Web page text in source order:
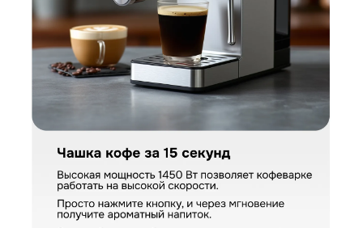
Кофеварка Zigmund & Shtain ZCM-884
Вариант
Ваше имя
Ваш номер
Поделитесь впечатлениями
Отправить отзыв
С условиями "Пользовательского соглашения" ознакомлен